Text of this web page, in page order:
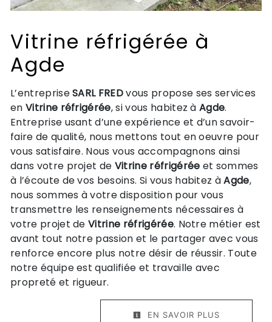
Vitrine réfrigérée à
Agde
L’entrepriseSARL FREDvous propose ses services
en Vitrine réfrigérée, si vous habitez àAgde.
Entreprise usant d’une expérience et d’un savoir-
faire de qualité, nous mettons tout en oeuvre pour
vous satisfaire. Nous vous accompagnons ainsi
dans votre projet de Vitrine réfrigérée et sommes
à l’écoute de vos besoins. Si vous habitez àAgde,
nous sommes à votre disposition pour vous
transmettre les renseignements nécessaires à
votre projet deVitrine réfrigérée. Notre métier est
avant tout notre passion et le partager avec vous
renforce encore plus notre désir de réussir. Toute
notre équipe est qualifiée et travaille avec
propreté et rigueur.
EN SAVOIR PLUS